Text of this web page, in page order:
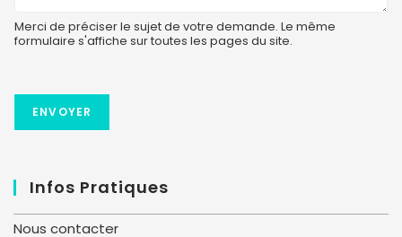
Merci de préciser le sujet de votre demande. Le même
formulaire s'affiche sur toutes les pages du site.
ENVOYER
Infos Pratiques
Nous contacter